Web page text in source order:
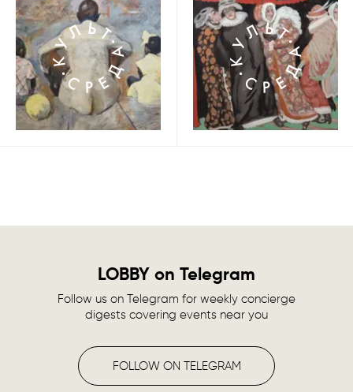
LOBBY on Telegram
Follow us on Telegram for weekly concierge
digests covering events near you
FOLLOW ON TELEGRAM